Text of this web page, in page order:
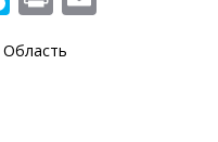
k
y t
Область